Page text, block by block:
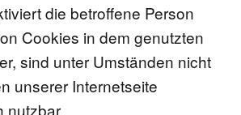
die betroffene Person
Cookies in dem genutzten
sind unter Umständen nicht
unserer Internetseite
nutzbar.